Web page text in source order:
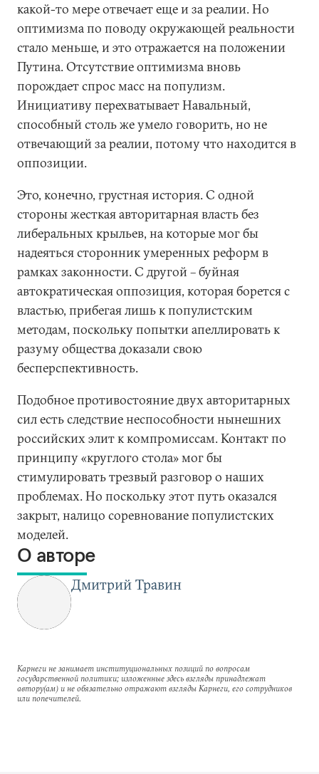
какой-то мере отвечает еще и за реалии. Но
оптимизма по поводу окружающей реальности
стало меньше, и это отражается на положении
Путина. Отсутствие оптимизма вновь
порождает спрос масс на популизм.
Инициативу перехватывает Навальный,
способный столь же умело говорить, но не
отвечающий за реалии, потому что находится в
оппозиции.
Это, конечно, грустная история. С одной
стороны жесткая авторитарная власть без
либеральных крыльев, на которые мог бы
надеяться сторонник умеренных реформ в
рамках законности. С другой – буйная
автократическая оппозиция, которая борется с
властью, прибегая лишь к популистским
методам, поскольку попытки апеллировать к
разуму общества доказали свою
бесперспективность.
Подобное противостояние двух авторитарных
сил есть следствие неспособности нынешних
российских элит к компромиссам. Контакт по
принципу «круглого стола» мог бы
стимулировать трезвый разговор о наших
проблемах. Но поскольку этот путь оказался
закрыт, налицо соревнование популистских
моделей.
О авторе
Дмитрий Травин
Карнеги не занимает институциональных позиций по вопросам
государственной политики; изложенные здесь взгляды принадлежат
автору(ам) и не обязательно отражают взгляды Карнеги, его сотрудников
или попечителей.